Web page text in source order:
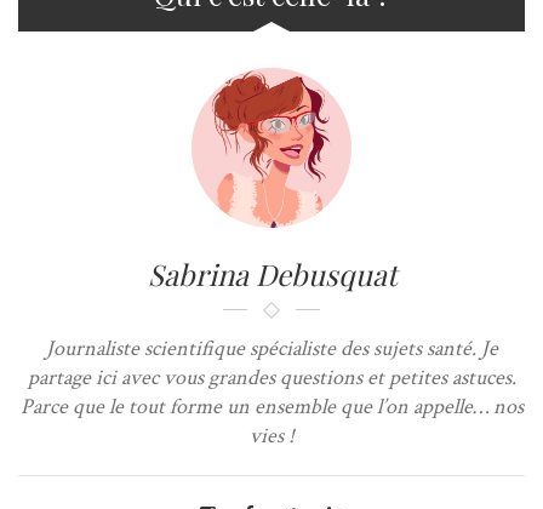
Sabrina Debusquat
Journaliste scientifique spécialiste des sujets santé. Je
partage ici avec vous grandes questions et petites astuces.
Parce que le tout forme un ensemble que l’on appelle… nos
vies !